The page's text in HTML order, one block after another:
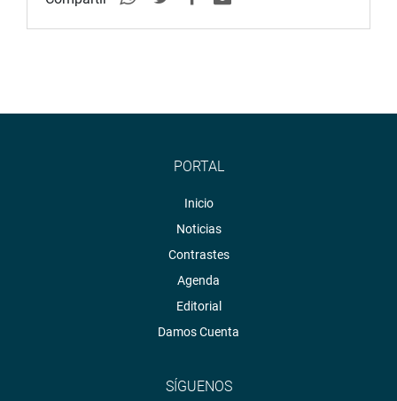
PORTAL
Inicio
Noticias
Contrastes
Agenda
Editorial
Damos Cuenta
SÍGUENOS